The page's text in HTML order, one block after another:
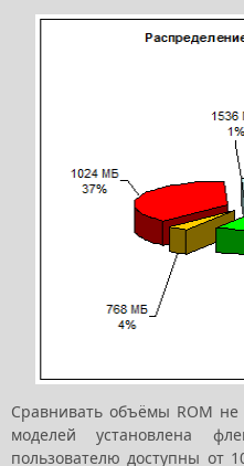
Сравнивать объёмы ROM
моделей установлена
пользователю доступны от